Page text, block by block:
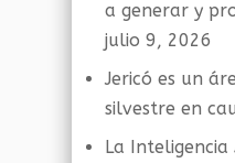
a generar y
julio 9, 2026
Jericó es un
silvestre en
La